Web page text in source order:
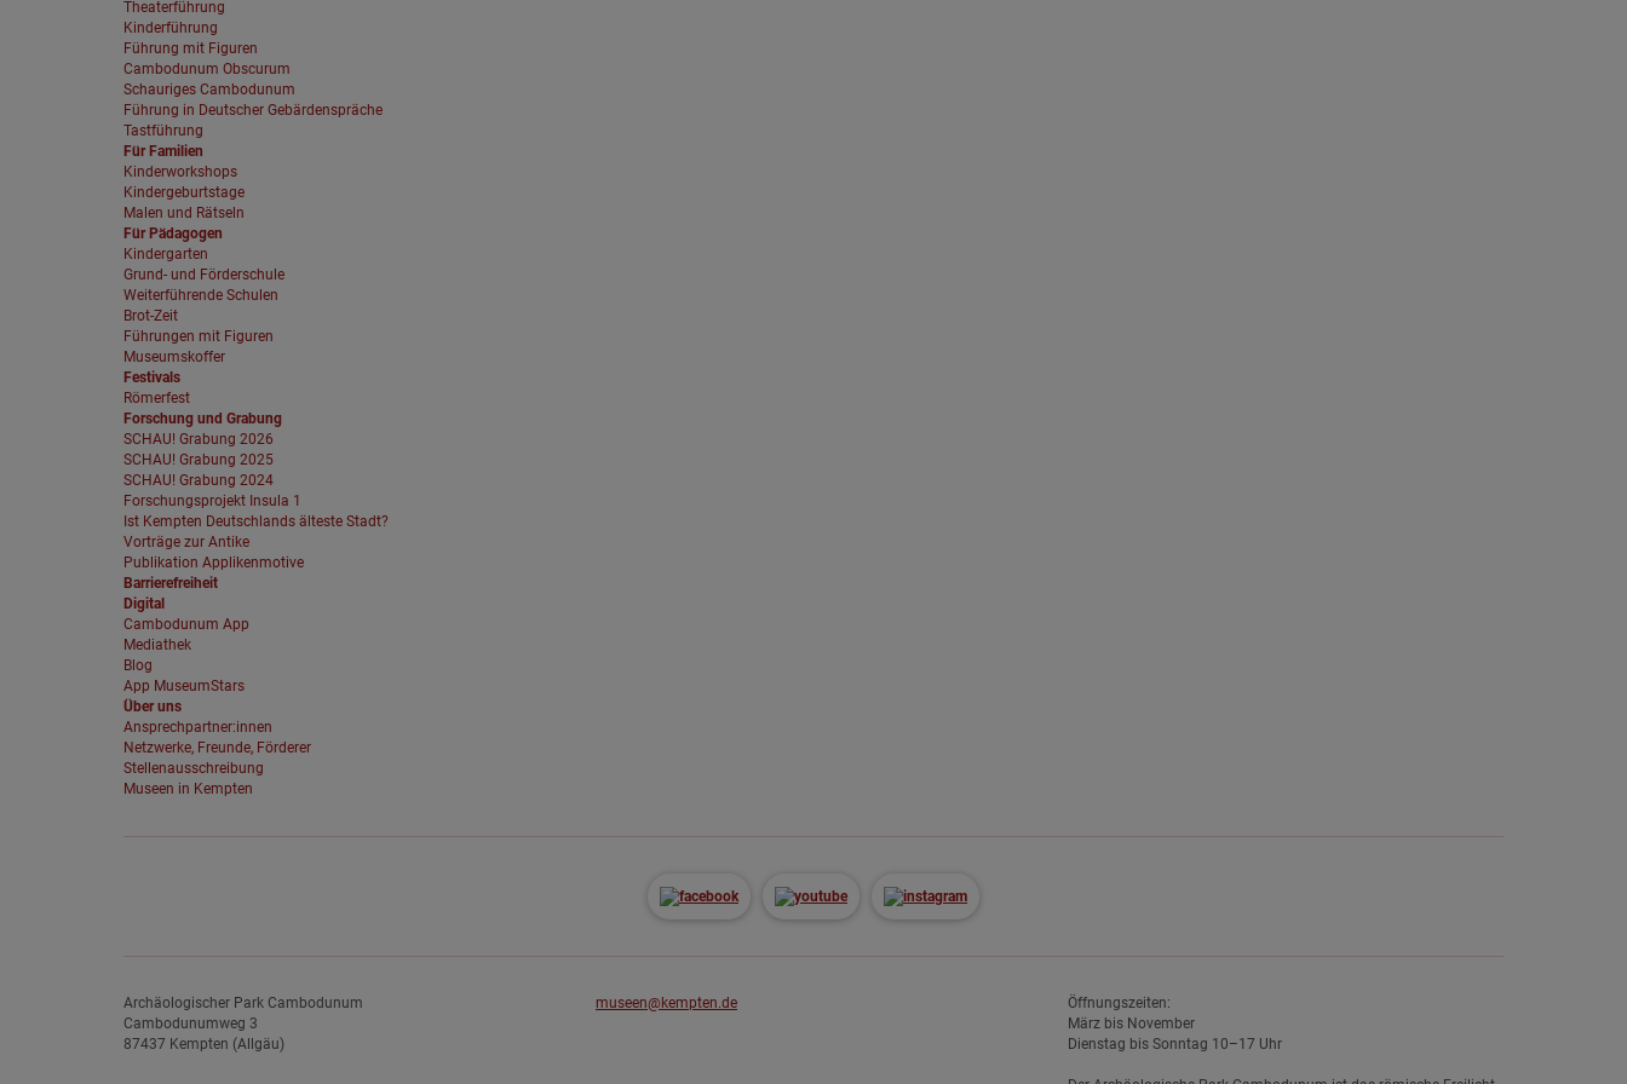
Theaterführung
Kinderführung
Führung mit Figuren
Cambodunum Obscurum
Schauriges Cambodunum
Führung in Deutscher Gebärdenspräche
Tastführung
Für Familien
Kinderworkshops
Kindergeburtstage
Malen und Rätseln
Für Pädagogen
Kindergarten
Grund- und Förderschule
Weiterführende Schulen
Brot-Zeit
Führungen mit Figuren
Museumskoffer
Festivals
Römerfest
Forschung und Grabung
SCHAU! Grabung 2026
SCHAU! Grabung 2025
SCHAU! Grabung 2024
Forschungsprojekt Insula 1
Ist Kempten Deutschlands älteste Stadt?
Vorträge zur Antike
Publikation Applikenmotive
Barrierefreiheit
Digital
Cambodunum App
Mediathek
Blog
App MuseumStars
Über uns
Ansprechpartner:innen
Netzwerke, Freunde, Förderer
Stellenausschreibung
Museen in Kempten
Archäologischer Park Cambodunum
Cambodunumweg 3
87437 Kempten (Allgäu)
museen@kempten.de
Öffnungszeiten:
März bis November
Dienstag bis Sonntag 10–17 Uhr